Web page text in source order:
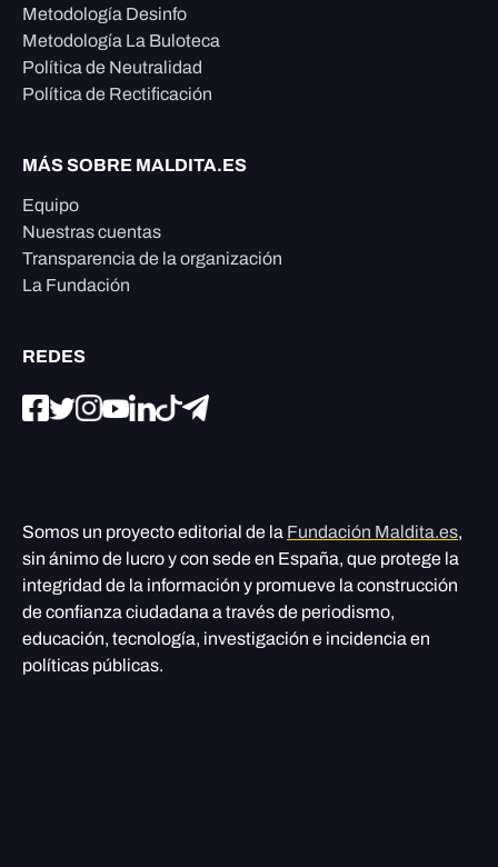
Metodología Desinfo
Metodología La Buloteca
Política de Neutralidad
Política de Rectificación
MÁS SOBRE MALDITA.ES
Equipo
Nuestras cuentas
Transparencia de la organización
La Fundación
REDES
Somos un proyecto editorial de la Fundación Maldita.es,
sin ánimo de lucro y con sede en España, que protege la
integridad de la información y promueve la construcción
de confianza ciudadana a través de periodismo,
educación, tecnología, investigación e incidencia en
políticas públicas.